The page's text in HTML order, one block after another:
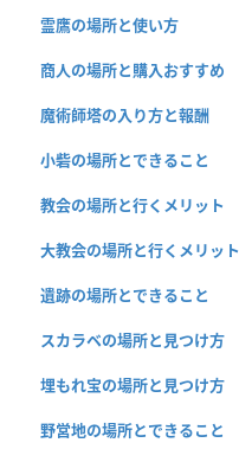
霊鷹の場所と使い方
商人の場所と購入おすすめ
魔術師塔の入り方と報酬
小砦の場所とできること
教会の場所と行くメリット
大教会の場所と行くメリット
遺跡の場所とできること
スカラベの場所と見つけ方
埋もれ宝の場所と見つけ方
野営地の場所とできること